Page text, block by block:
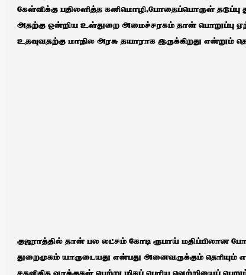
கேள்விக்கு பதிலளித்த கனிமொழி,போதைப்பொருள் தடுப்பு
அதற்கு ஒன்றிய உள்துறை அமைச்சரகம் தான் பொறுப்பு
உதவுவதற்கு மாநில அரசு தயாராக இருக்கிறது என்றும்
குஜராத்தில் தான் பல லட்சம் கோடி ரூபாய் மதிப்பிலான
துறைமுகம் யாருடையது என்பது அனைவருக்கும்